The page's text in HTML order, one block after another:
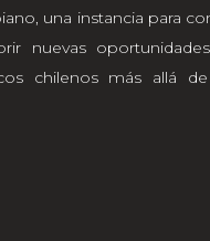
una instancia para
nuevas
chilenos más allá de